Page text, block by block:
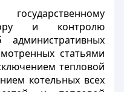
и контролю
статьями
тепловой
котельных всех